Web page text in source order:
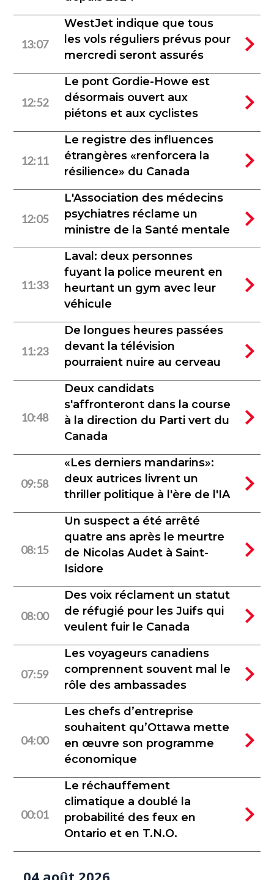
13:07
WestJet indique que tous
les vols réguliers prévus pour
mercredi seront assurés
12:52
Le pont Gordie-Howe est
désormais ouvert aux
piétons et aux cyclistes
12:11
Le registre des influences
étrangères «renforcera la
résilience» du Canada
12:05
L'Association des médecins
psychiatres réclame un
ministre de la Santé mentale
11:33
Laval: deux personnes
fuyant la police meurent en
heurtant un gym avec leur
véhicule
11:23
De longues heures passées
devant la télévision
pourraient nuire au cerveau
10:48
Deux candidats
s'affronteront dans la course
à la direction du Parti vert du
Canada
09:58
«Les derniers mandarins»:
deux autrices livrent un
thriller politique à l'ère de l'IA
08:15
Un suspect a été arrêté
quatre ans après le meurtre
de Nicolas Audet à Saint-
Isidore
08:00
Des voix réclament un statut
de réfugié pour les Juifs qui
veulent fuir le Canada
07:59
Les voyageurs canadiens
comprennent souvent mal le
rôle des ambassades
04:00
Les chefs d’entreprise
souhaitent qu’Ottawa mette
en œuvre son programme
économique
00:01
Le réchauffement
climatique a doublé la
probabilité des feux en
Ontario et en T.N.O.
04 août 2026